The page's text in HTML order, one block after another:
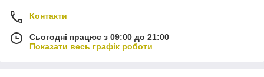
Контакти
Сьогодні працює з 09:00 до 21:00
Показати весь графік роботи